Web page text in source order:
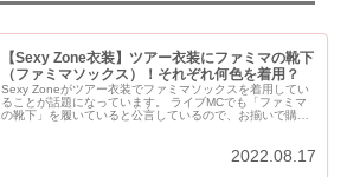
【Sexy Zone衣装】ツアー衣装にファミマの靴下
（ファミマソックス）！それぞれ何色を着用？
Sexy Zoneがツアー衣装でファミマソックスを着用してい
ることが話題になっています。 ライブMCでも「ファミマ
の靴下」を履いていると公言しているので、お揃いで購入
2022.08.17